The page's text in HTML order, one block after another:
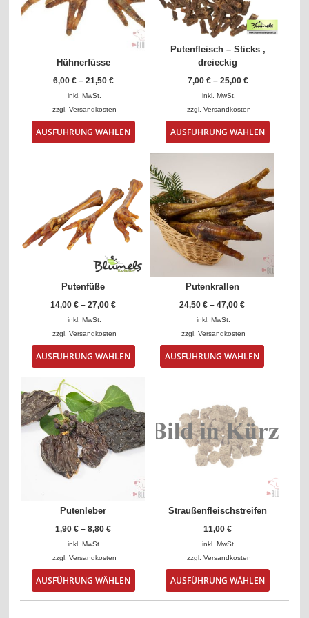
auf
der
Produktseite
gewählt
Hühnerfüsse
6,00 €– 21,50 €
inkl. MwSt.
zzgl.Versandkosten
AUSFÜHRUNG WÄHLEN
Dieses
mehrere
Varianten
auf.
Optionen
können
Produktseite
gewählt
Putenfleisch – Sticks ,
dreieckig
7,00 €– 25,00 €
inkl. MwSt.
zzgl.Versandkosten
AUSFÜHRUNG WÄHLEN
Dieses
Varianten
auf.
Die
Optionen
gewählt
Putenfüße
14,00€ –27,00€
inkl. MwSt.
zzgl.Versandkosten
AUSFÜHRUNG WÄHLEN
Dieses
Produkt
auf.
Die
Optionen
können
der
Produktseite
Putenkrallen
24,50€ –47,00€
inkl. MwSt.
zzgl.Versandkosten
AUSFÜHRUNG WÄHLEN
Dieses
Die
Optionen
der
werden
Putenleber
1,90€ –8,80€
inkl. MwSt.
zzgl.Versandkosten
AUSFÜHRUNG WÄHLEN
Dieses
Straußenfleischstreifen
11,00€
inkl. MwSt.
zzgl.Versandkosten
AUSFÜHRUNG WÄHLEN
Dieses